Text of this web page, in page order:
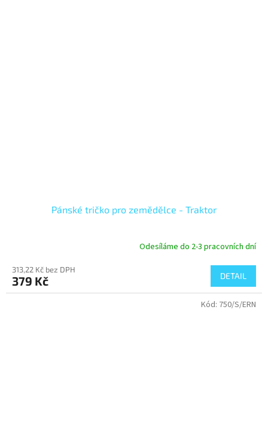
Pánské tričko pro zemědělce - Traktor
Odesíláme do 2-3 pracovních dní
313,22 Kč bez DPH
379 Kč DETAIL
Kód: 750/S/ERN